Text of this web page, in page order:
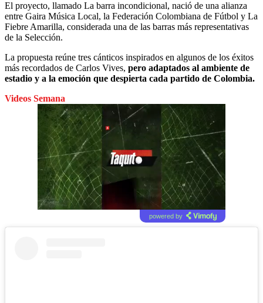
El proyecto, llamado La barra incondicional, nació de una alianza
entre Gaira Música Local, la Federación Colombiana de Fútbol y La
Fiebre Amarilla, considerada una de las barras más representativas
de la Selección.
La propuesta reúne tres cánticos inspirados en algunos de los éxitos
más recordados de Carlos Vives, pero adaptados al ambiente de
estadio y a la emoción que despierta cada partido de Colombia.
Videos Semana
powered by